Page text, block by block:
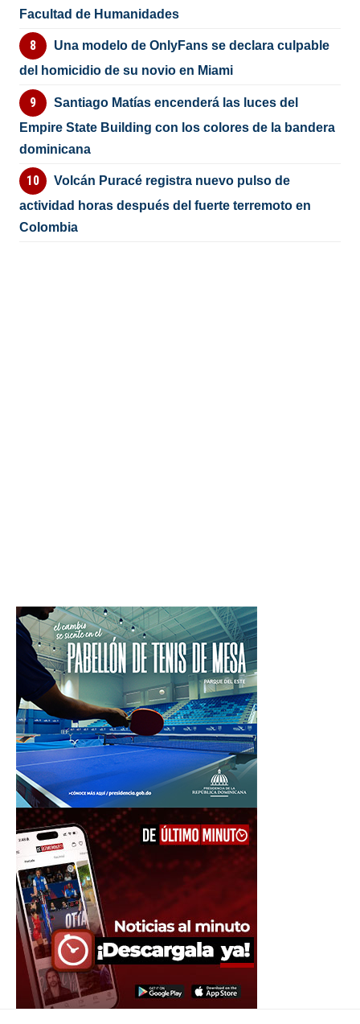
Facultad de Humanidades
Una modelo de OnlyFans se declara culpable
del homicidio de su novio en Miami
Santiago Matías encenderá las luces del
Empire State Building con los colores de la bandera
dominicana
Volcán Puracé registra nuevo pulso de
actividad horas después del fuerte terremoto en
Colombia